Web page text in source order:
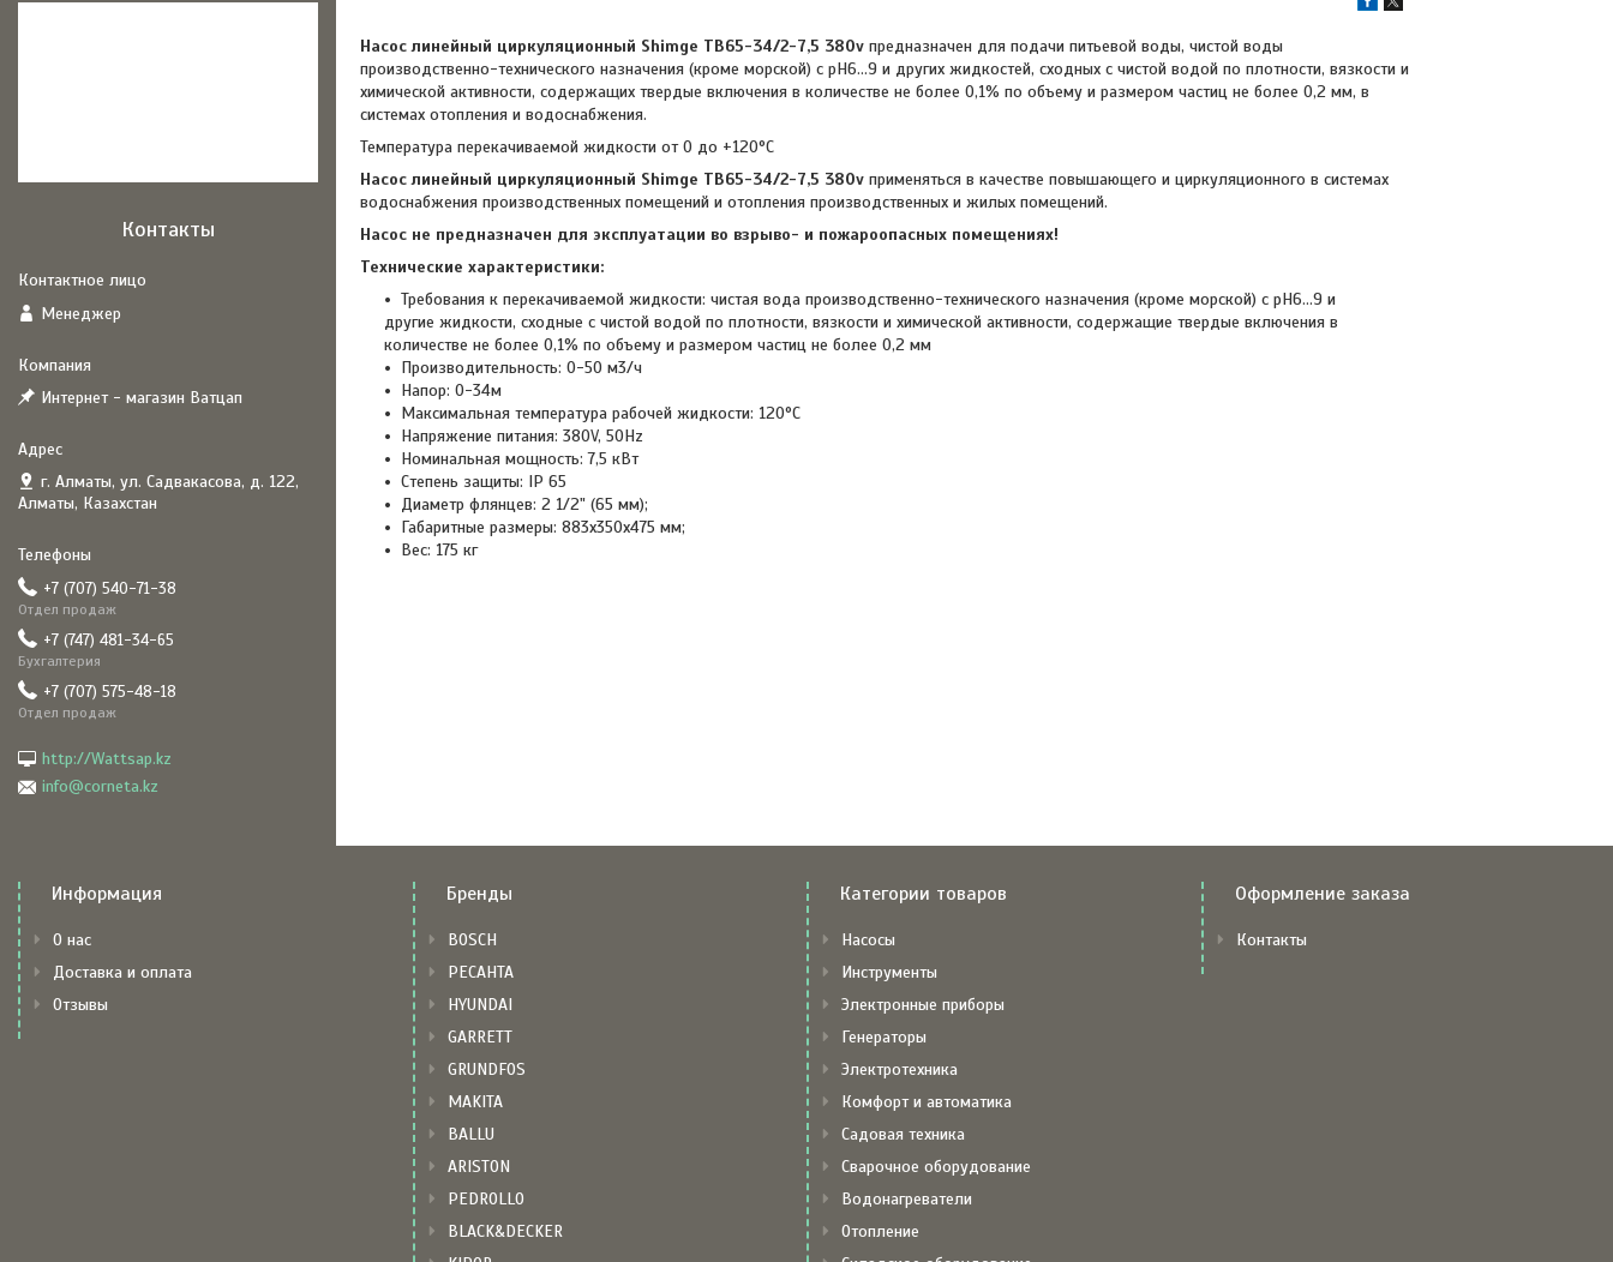
Насос линейный циркуляционный Shimge TB65-34/2-7,5 380v предназначен для подачи питьевой воды, чистой воды
производственно-технического назначения (кроме морской) с рН6…9 и других жидкостей, сходных с чистой водой по плотности, вязкости и
химической активности, содержащих твердые включения в количестве не более 0,1% по объему и размером частиц не более 0,2 мм, в
системах отопления и водоснабжения.
Температура перекачиваемой жидкости от 0 до +120°С
Насос линейный циркуляционный Shimge TB65-34/2-7,5 380v применяться в качестве повышающего и циркуляционного в системах
водоснабжения производственных помещений и отопления производственных и жилых помещений.
Насос не предназначен для эксплуатации во взрыво- и пожароопасных помещениях!
Технические характеристики:
Требования к перекачиваемой жидкости: чистая вода производственно-технического назначения (кроме морской) с рН6…9 и
другие жидкости, сходные с чистой водой по плотности, вязкости и химической активности, содержащие твердые включения в
количестве не более 0,1% по объему и размером частиц не более 0,2 мм
Производительность: 0-50 м3/ч
Напор: 0-34м
Максимальная температура рабочей жидкости: 120°С
Напряжение питания: 380V, 50Hz
Номинальная мощность: 7,5 кВт
Степень защиты: IP 65
Диаметр флянцев: 2 1/2" (65 мм);
Габаритные размеры: 883x350x475 мм;
Вес: 175 кг
Контакты
Менеджер
Интернет - магазин Ватцап
г. Алматы, ул. Садвакасова, д. 122,
Алматы, Казахстан
+7 (707) 540-71-38
Отдел продаж
+7 (747) 481-34-65
Бухгалтерия
+7 (707) 575-48-18
Отдел продаж
http://Wattsap.kz
info@corneta.kz
Информация
О нас
Доставка и оплата
Отзывы
Бренды
BOSCH
РЕСАНТА
HYUNDAI
GARRETT
GRUNDFOS
MAKITA
BALLU
ARISTON
PEDROLLO
BLACK&DECKER
Категории товаров
Насосы
Инструменты
Электронные приборы
Генераторы
Электротехника
Комфорт и автоматика
Садовая техника
Сварочное оборудование
Водонагреватели
Отопление
Оформление заказа
Контакты